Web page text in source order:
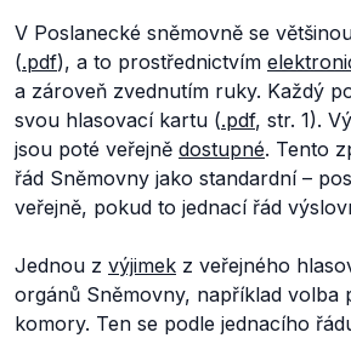
V Poslanecké sněmovně se
(.pdf), a to prostřednictvím
a zároveň zvednutím ruky. Každý
svou hlasovací kartu (.pdf, str. 1).
jsou poté veřejně dostupné. Tento
řád Sněmovny jako standardní –
veřejně, pokud to jednací řád
Jednou z výjimek z veřejného
orgánů Sněmovny, například volba
komory. Ten se podle jednacího